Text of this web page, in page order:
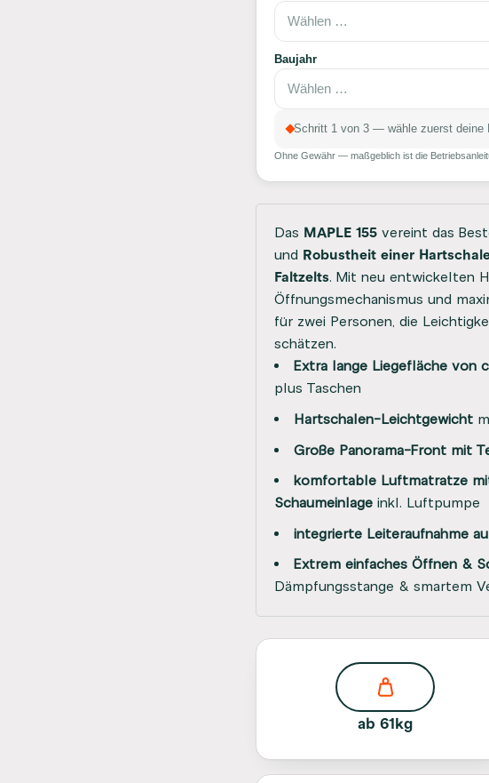
Baujahr
Schritt 1 von 3 — wähle zuerst deine
Ohne Gewähr — maßgeblich ist die
Das MAPLE 155 vereint das
und Robustheit einer
Faltzelts. Mit neu entwickelten
Öffnungsmechanismus und
für zwei Personen, die
schätzen.
Extra lange Liegefläche von
plus Taschen
Hartschalen-Leichtgewicht
Große Panorama-Front mit
komfortable Luftmatratze
Schaumeinlage inkl. Luftpumpe
integrierte Leiteraufnahme
Extrem einfaches Öffnen &
Dämpfungsstange & smartem
ab 61kg